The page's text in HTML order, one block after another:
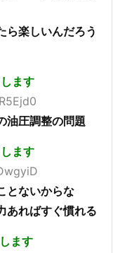
ら楽しいんだろう
ます
油圧調整の問題
ます
とないからな
あればすぐ慣れる
ます